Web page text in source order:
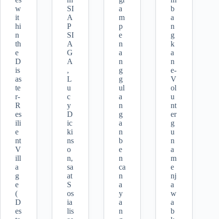
w
it
hi
n
th
e
D
is
as
te
r-
R
es
ili
e
nt
V
ill
a
g
e
(
D
es
SI
A
P
SI
A
G
A
,
L
u
c
y
D
ic
ki
ns
o
n,
sa
at
S
os
ia
lis
a
m
p
e
n
a
n
g
g
ul
a
n
g
a
n
b
e
n
ca
n
a
y
a
n
b
a
n
g
k
a
n
e-
V
ol
u
nt
er
g
u
n
a
m
e
nj
a
w
a
b